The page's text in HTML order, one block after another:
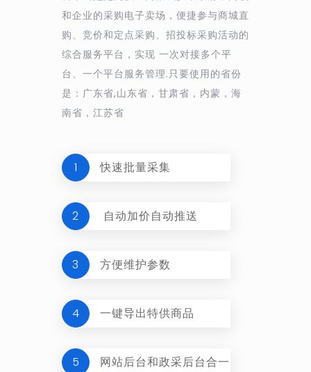
和企业的采购电子卖场，便捷参与商城直
购、竞价和定点采购、招投标采购活动的
综合服务平台，实现 一次对接多个平
台、一个平台服务管理.只要使用的省份
是：广东省,山东省，甘肃省，内蒙，海
南省，江苏省
1 快速批量采集
2 自动加价自动推送
3 方便维护参数
4 一键导出特供商品
5 网站后台和政采后台合一